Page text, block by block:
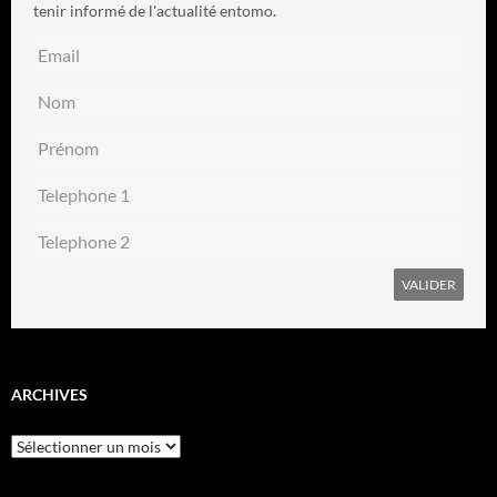
tenir informé de l'actualité entomo.
ARCHIVES
Archives